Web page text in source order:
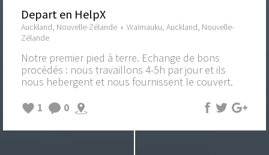
Depart en HelpX
Auckland, Nouvelle-Zélande › Waimauku, Auckland, Nouvelle-
Zélande
Notre premier pied à terre. Echange de bons
procédés : nous travaillons 4-5h par jour et ils
nous hebergent et nous fournissent le couvert.
1
0